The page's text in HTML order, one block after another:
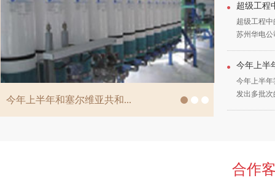
今年上半年和塞尔维亚共和...
超级工程
超级工程
苏州华电公
今年上半
今年上半
发出多批次
合作